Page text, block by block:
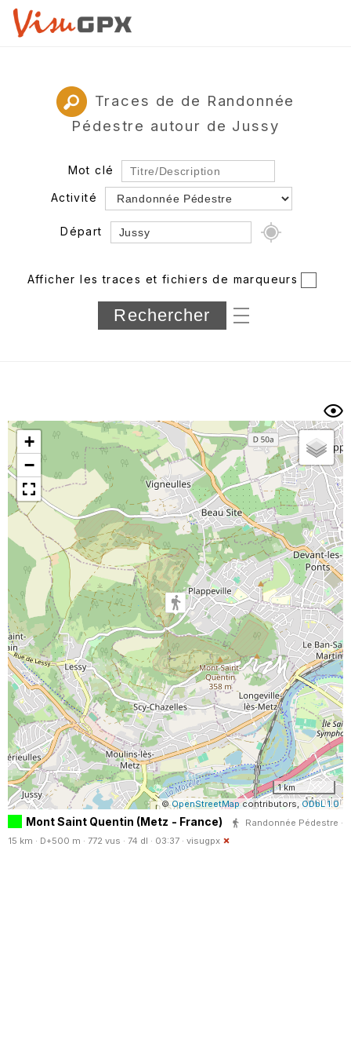
Traces de de Randonnée
Pédestre autour de Jussy
Mot clé
Activité
Départ
Département
Longueur min/max
Trier par
Horodatage Photos
Afficher les traces et fichiers de marqueurs
+
−
1 km
©OpenStreetMapcontributors, ODbL 1.0
Mont Saint Quentin (Metz - France)
Randonnée Pédestre ·
15 km · D+500 m · 772 vus · 74 dl · 03:37 · visugpx